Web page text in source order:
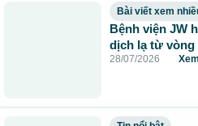
Bài viết xem
Bệnh viện JW
dịch lạ từ vòng
115cm do tiêm
28/07/2026